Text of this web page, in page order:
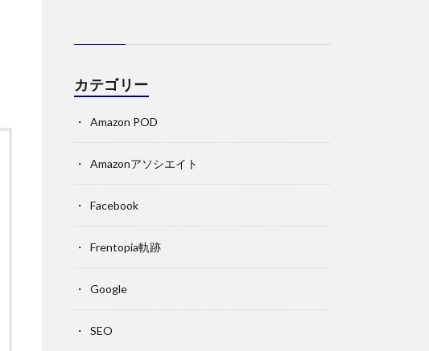
カテゴリー
Amazon POD
Amazonアソシエイト
Facebook
Frentopia軌跡
Google
SEO